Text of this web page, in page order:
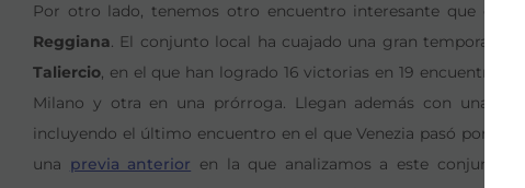
Por otro lado, tenemos otro encuentro interesante que
Reggiana. El conjunto local ha cuajado una gran temporada,
Taliercio, en el que han logrado 16 victorias en 19 encuentros,
Milano y otra en una prórroga. Llegan además con una
incluyendo el último encuentro en el que Venezia pasó por
una previa anterior en la que analizamos a este conjunto,